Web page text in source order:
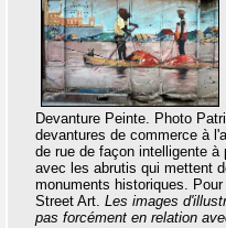
Devanture Peinte. Photo
devantures de commerce à
de rue de façon intelligente
avec les abrutis qui mettent
monuments historiques.
Street Art. Les images
pas forcément en relation